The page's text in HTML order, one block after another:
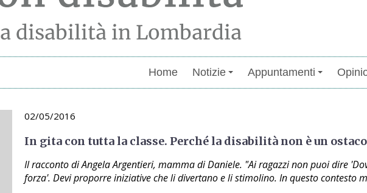
Home Notizie Appuntamenti
02/05/2016
In gita con tutta la classe. Perché la disabilità non è un
Il racconto di Angela Argentieri, mamma di Daniele. "Ai ragazzi non puoi dire
forza'. Devi proporre iniziative che li divertano e li stimolino. In questo contesto